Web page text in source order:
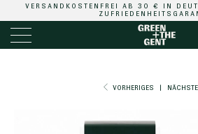
VERSANDKOSTENFREI AB 30 € IN
VORHERIGES